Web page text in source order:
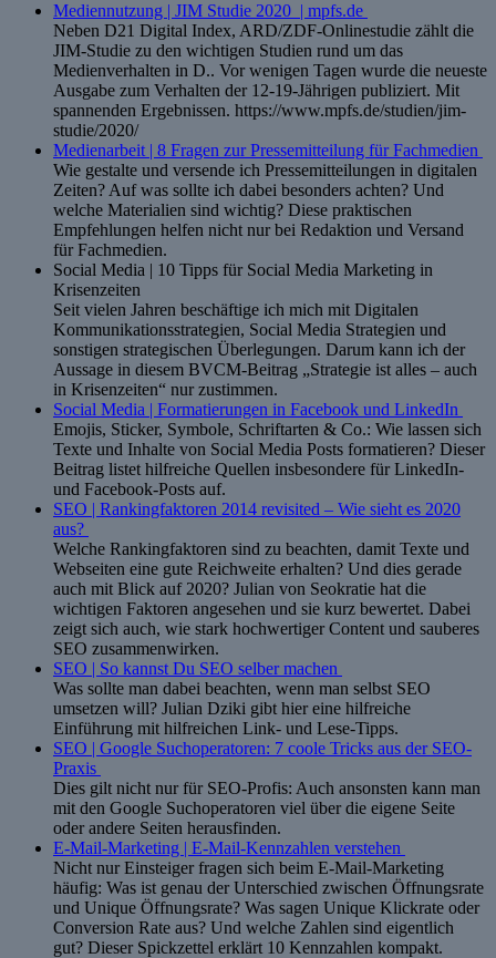
Mediennutzung | JIM Studie 2020 | mpfs.de
Neben D21 Digital Index, ARD/ZDF-Onlinestudie zählt die
JIM-Studie zu den wichtigen Studien rund um das
Medienverhalten in D.. Vor wenigen Tagen wurde die neueste
Ausgabe zum Verhalten der 12-19-Jährigen publiziert. Mit
spannenden Ergebnissen. https://www.mpfs.de/studien/jim-
studie/2020/
Medienarbeit | 8 Fragen zur Pressemitteilung für Fachmedien
Wie gestalte und versende ich Pressemitteilungen in digitalen
Zeiten? Auf was sollte ich dabei besonders achten? Und
welche Materialien sind wichtig? Diese praktischen
Empfehlungen helfen nicht nur bei Redaktion und Versand
für Fachmedien.
Social Media | 10 Tipps für Social Media Marketing in
Krisenzeiten
Seit vielen Jahren beschäftige ich mich mit Digitalen
Kommunikationsstrategien, Social Media Strategien und
sonstigen strategischen Überlegungen. Darum kann ich der
Aussage in diesem BVCM-Beitrag „Strategie ist alles – auch
in Krisenzeiten“ nur zustimmen.
Social Media | Formatierungen in Facebook und LinkedIn
Emojis, Sticker, Symbole, Schriftarten & Co.: Wie lassen sich
Texte und Inhalte von Social Media Posts formatieren? Dieser
Beitrag listet hilfreiche Quellen insbesondere für LinkedIn-
und Facebook-Posts auf.
SEO | Rankingfaktoren 2014 revisited – Wie sieht es 2020
aus?
Welche Rankingfaktoren sind zu beachten, damit Texte und
Webseiten eine gute Reichweite erhalten? Und dies gerade
auch mit Blick auf 2020? Julian von Seokratie hat die
wichtigen Faktoren angesehen und sie kurz bewertet. Dabei
zeigt sich auch, wie stark hochwertiger Content und sauberes
SEO zusammenwirken.
SEO | So kannst Du SEO selber machen
Was sollte man dabei beachten, wenn man selbst SEO
umsetzen will? Julian Dziki gibt hier eine hilfreiche
Einführung mit hilfreichen Link- und Lese-Tipps.
SEO | Google Suchoperatoren: 7 coole Tricks aus der SEO-
Praxis
Dies gilt nicht nur für SEO-Profis: Auch ansonsten kann man
mit den Google Suchoperatoren viel über die eigene Seite
oder andere Seiten herausfinden.
E-Mail-Marketing | E-Mail-Kennzahlen verstehen
Nicht nur Einsteiger fragen sich beim E-Mail-Marketing
häufig: Was ist genau der Unterschied zwischen Öffnungsrate
und Unique Öffnungsrate? Was sagen Unique Klickrate oder
Conversion Rate aus? Und welche Zahlen sind eigentlich
gut? Dieser Spickzettel erklärt 10 Kennzahlen kompakt.